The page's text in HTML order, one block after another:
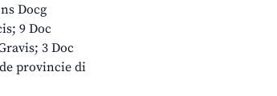
Docg
9 Doc
3 Doc
provincie di